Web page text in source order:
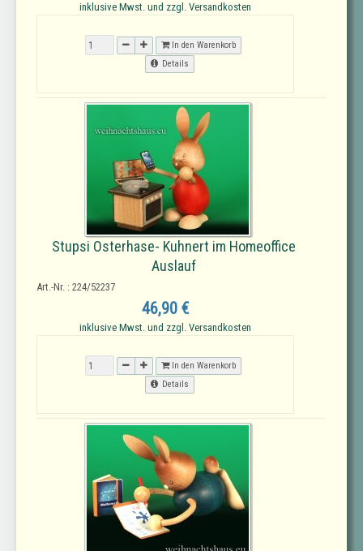
inklusive Mwst. und zzgl. Versandkosten
In den Warenkorb
Details
Stupsi Osterhase- Kuhnert im Homeoffice
Auslauf
Art.-Nr. : 224/52237
46,90 €
inklusive Mwst. und zzgl. Versandkosten
In den Warenkorb
Details